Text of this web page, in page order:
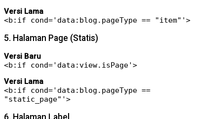
Versi Lama
<b:if cond='data:blog.pageType == "item"'>
5. Halaman Page (Statis)
Versi Baru
<b:if cond='data:view.isPage'>
Versi Lama
<b:if cond='data:blog.pageType ==
"static_page"'>